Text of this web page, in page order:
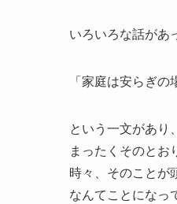
いろいろな話があ
「家庭は安らぎの
という一文があり
まったくそのとお
時々、そのことが
なんてことになっ